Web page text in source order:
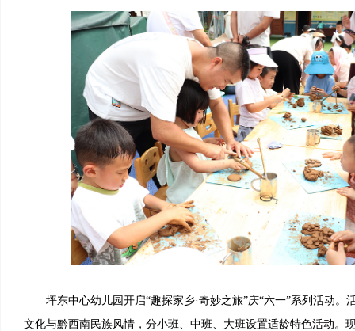
坪东中心幼儿园开启“趣探家乡·奇妙之旅”庆“六一”系列活动。
文化与黔西南民族风情，分小班、中班、大班设置适龄特色活动。